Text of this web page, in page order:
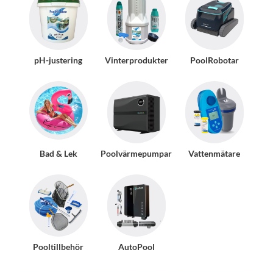
pH-justering Vinterprodukter PoolRobotar
Bad & Lek Poolvärmepumpar Vattenmätare
Pooltillbehör AutoPool